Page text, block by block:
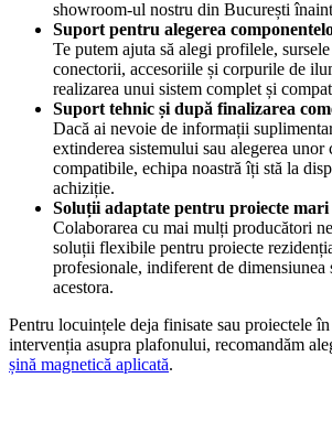
showroom-ul nostru din București
Suport pentru alegerea
Te putem ajuta să alegi profilele,
conectorii, accesoriile și corpurile de
realizarea unui sistem complet și
Suport tehnic și după finalizarea
Dacă ai nevoie de informații
extinderea sistemului sau alegerea unor
compatibile, echipa noastră îți stă la
achiziție.
Soluții adaptate pentru proiecte mari
Colaborarea cu mai mulți producători
soluții flexibile pentru proiecte
profesionale, indiferent de dimensiunea
acestora.
Pentru locuințele deja finisate sau proiectele în
intervenția asupra plafonului, recomandăm
șină magnetică aplicată.